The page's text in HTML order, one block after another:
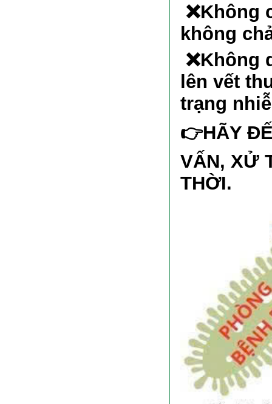
❌Không
không
❌Không
lên vết
trạng
👉HÃY
VẤN, XỬ
THỜI.